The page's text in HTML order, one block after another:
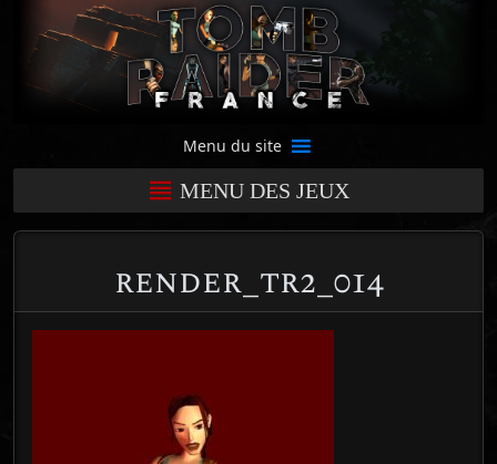
Menu du site
MENU DES JEUX
render_tr2_014